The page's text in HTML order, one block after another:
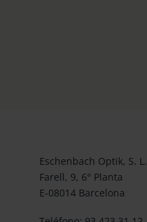
Eschenbach Optik, S. L.
Farell, 9, 6° Planta
E-08014 Barcelona